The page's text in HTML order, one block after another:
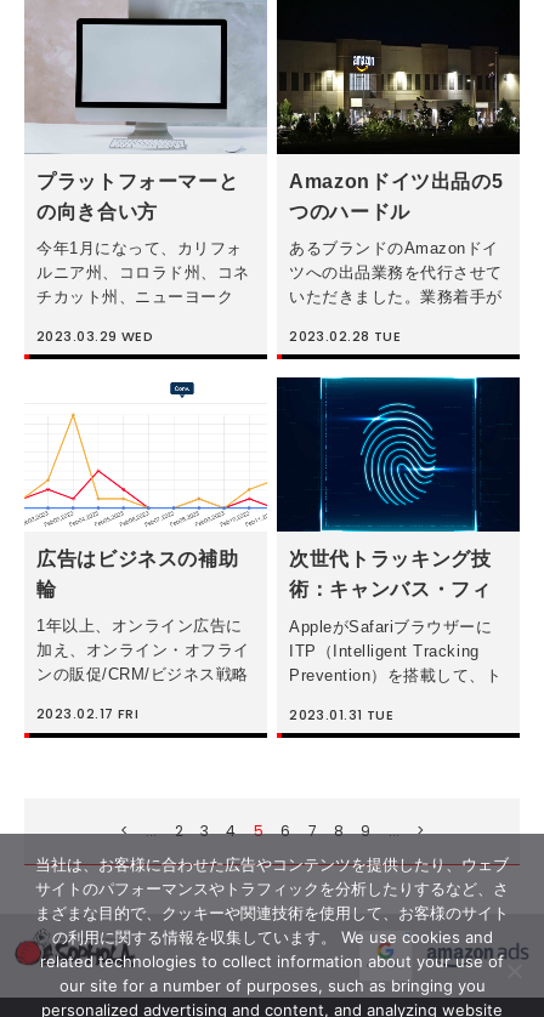
競合ページ分析をしてみたい
を分析することがで […]
プラットフォーマーと
の向き合い方
今年1月になって、カリフォ
ルニア州、コロラド州、コネ
チカット州、ニューヨーク
テネシー州、バージニア州の
が「デジタル広告テクノロジ
ーを独占している」容疑で訴
えました。本訴 […]
2023.03.29 WED
Amazonドイツ出品の5
つのハードル
あるブランドのAmazonドイ
ツへの出品業務を代行させて
いただきました。業務着手が
品できたのがこの2月でし
くて数週間くらいの業務です
が、足掛け約3ヶ月ほどかか
った […]
2023.02.28 TUE
広告はビジネスの補助
輪
1年以上、オンライン広告に
加え、オンライン・オフライ
ンの販促/CRM/ビジネス戦略
1回させていただいているEC
2023.02.17 FRI
次世代トラッキング技
術：キャンバス・フィ
ンガープリンティング
（Canvas
Fingerprinting）
AppleがSafariブラウザーに
ITP（Intelligent Tracking
Prevention）を搭載して、ト
ら5年以上が経過しました。
2023.01.31 TUE
< ... 2 3 4 5 6 7 8 9 ... >
当社は、お客様に合わせた広告やコンテンツを提供したり、ウェブ
サイトのパフォーマンスやトラフィックを分析したりするなど、さ
まざまな目的で、クッキーや関連技術を使用して、お客様のサイト
の利用に関する情報を収集しています。 We use cookies and
related technologies to collect information about your use of
our site for a number of purposes, such as bringing you
personalized advertising and content, and analyzing website